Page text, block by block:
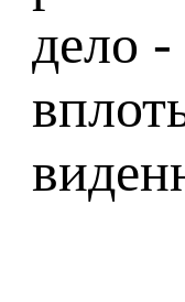
дело -